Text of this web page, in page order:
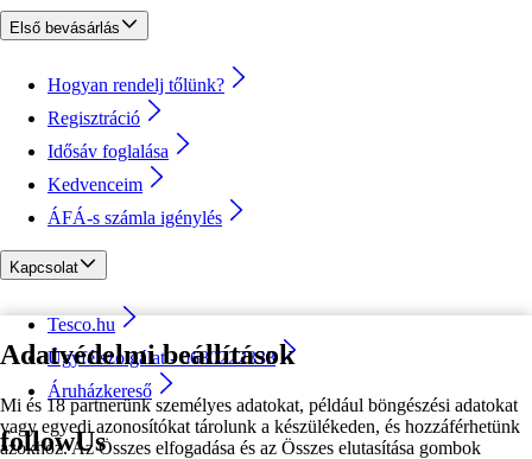
Adatvédelmi beállítások
Mi és 18 partnerünk személyes adatokat, például böngészési adatokat
vagy egyedi azonosítókat tárolunk a készülékeden, és hozzáférhetünk
azokhoz. Az Összes elfogadása és az Összes elutasítása gombok
Első bevásárlás
Hogyan rendelj tőlünk?
Regisztráció
Idősáv foglalása
Kedvenceim
ÁFÁ-s számla igénylés
Kapcsolat
Tesco.hu
Ügyfélszolgálat - 0680222333
Áruházkereső
followUs